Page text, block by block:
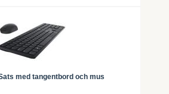
med tangentbord och mus